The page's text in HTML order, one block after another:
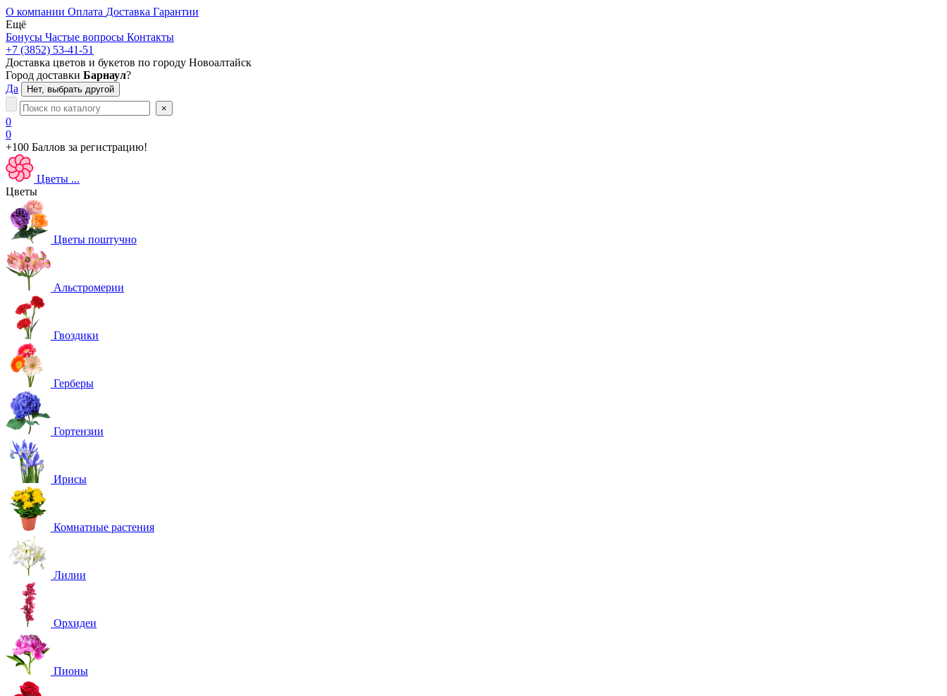
О компании Оплата Доставка Гарантии
Ещё
Бонусы Частые вопросы Контакты
+7 (3852) 53-41-51
Доставка цветов и букетов по городу Новоалтайск
Город доставки Барнаул?
Да
Нет, выбрать другой
×
0
0
+100 Баллов за регистрацию!
Цветы ...
Цветы
Цветы поштучно
Альстромерии
Гвоздики
Герберы
Гортензии
Ирисы
Комнатные растения
Лилии
Орхидеи
Пионы